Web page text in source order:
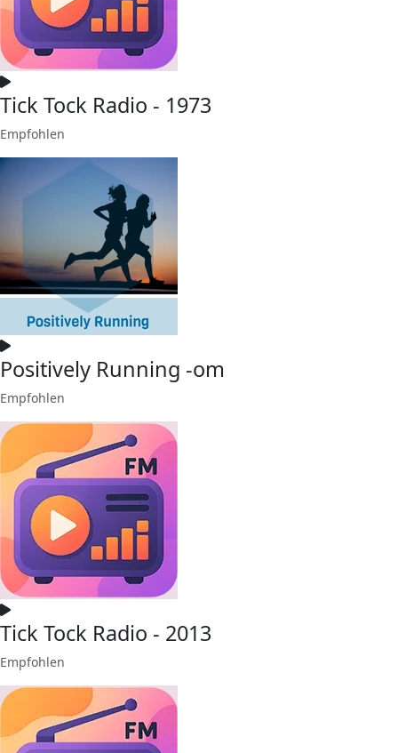
Tick Tock Radio - 1973
Empfohlen
Positively Running -om
Empfohlen
Tick Tock Radio - 2013
Empfohlen